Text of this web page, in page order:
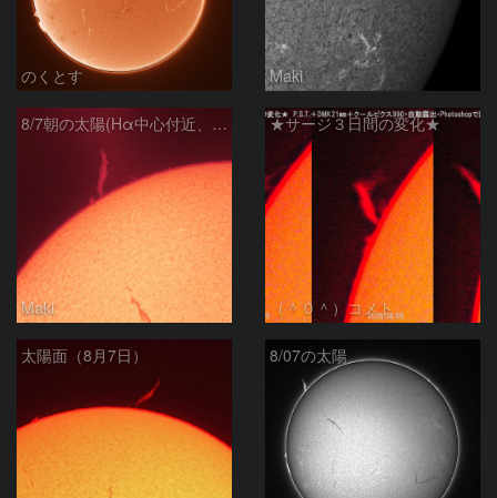
のくとす Maki
8/7朝の太陽(Hα中心付近、プロミネンス)
Maki
★サージ３日間の変化★
（＾０＾）コメト
太陽面（8月7日） 8/07の太陽